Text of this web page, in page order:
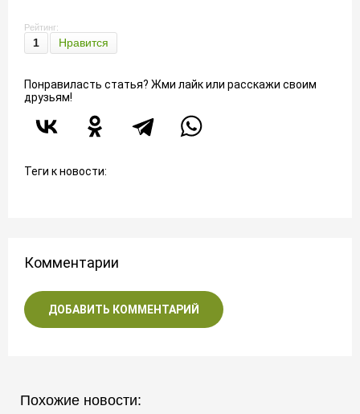
Рейтинг:
1 Нравится
Понравиласть статья? Жми лайк или расскажи своим
друзьям!
Теги к новости:
Комментарии
ДОБАВИТЬ КОММЕНТАРИЙ
Похожие новости: